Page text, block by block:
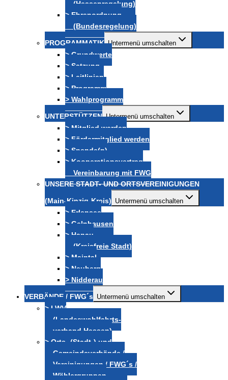
(Hessenregelung)
> Ehrenordnung
(Bundesregelung)
PROGRAMMATIK Untermenü umschalten
> Grundwerte
> Satzung
> Leitlinien
> Programm
> Wahlprogramm
UNTERSTÜTZEN Untermenü umschalten
> Mitglied werden
> Fördermitglied werden
> Spende(n)
> Kooperationsvertrag
Vereinbarung mit FWG
UNSERE STADT- UND ORTSVEREINIGUNGEN
(Main-Kinzig-Kreis) Untermenü umschalten
> Erlensee
> Gelnhausen
> Hanau
(Kreisfreie Stadt)
> Maintal
> Neuberg
> Nidderau
VERBÄNDE / FWG´s Untermenü umschalten
> LWV
(Landeswohlfahrts-
verband Hessen)
> Orts- (Stadt-) und
Gemeindeverbände /
Vereinigungen / FWG´s /
Wählergruppen